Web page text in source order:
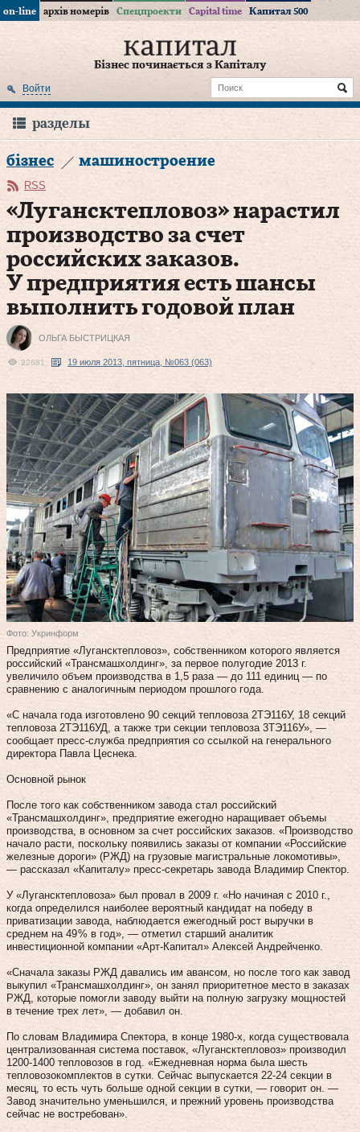
on-line архів номерів Спецпроекти Capital time Капитал 500
Бізнес починається з Капіталу
Войти
разделы
бізнес машиностроение
RSS
«Лугансктепловоз» нарастил
производство за счет
российских заказов.
У предприятия есть шансы
выполнить годовой план
ОЛЬГА БЫСТРИЦКАЯ
22681 19 июля 2013, пятница, №063 (063)
Фото: Укринформ
Предприятие «Лугансктепловоз», собственником которого является
российский «Трансмашхолдинг», за первое полугодие 2013 г.
увеличило объем производства в 1,5 раза — до 111 единиц — по
сравнению с аналогичным периодом прошлого года.
«С начала года изготовлено 90 секций тепловоза 2ТЭ116У, 18 секций
тепловоза 2ТЭ116УД, а также три секции тепловоза 3ТЭ116У», —
сообщает пресс-служба предприятия со ссылкой на генерального
директора Павла Цеснека.
Основной рынок
После того как собственником завода стал российский
«Трансмашхолдинг», предприятие ежегодно наращивает объемы
производства, в основном за счет российских заказов. «Производство
начало расти, поскольку появились заказы от компании «Российские
железные дороги» (РЖД) на грузовые магистральные локомотивы»,
— рассказал «Капиталу» пресс-секретарь завода Владимир Спектор.
У «Лугансктепловоза» был провал в 2009 г. «Но начиная с 2010 г.,
когда определился наиболее вероятный кандидат на победу в
приватизации завода, наблюдается ежегодный рост выручки в
среднем на 49 % в год», — отметил старший аналитик
инвестиционной компании «Арт-Капитал» Алексей Андрейченко.
«Сначала заказы РЖД давались им авансом, но после того как завод
выкупил «Трансмашхолдинг», он занял приоритетное место в заказах
РЖД, которые помогли заводу выйти на полную загрузку мощностей
в течение трех лет», — добавил он.
По словам Владимира Спектора, в конце 1980‑х, когда существовала
централизованная система поставок, «Лугансктепловоз» производил
1200‑1400 тепловозов в год. «Ежедневная норма была шесть
тепловозокомплектов в сутки. Сейчас выпускается 22‑24 секции в
месяц, то есть чуть больше одной секции в сутки, — говорит он. —
Завод значительно уменьшился, и прежний уровень производства
сейчас не востребован».